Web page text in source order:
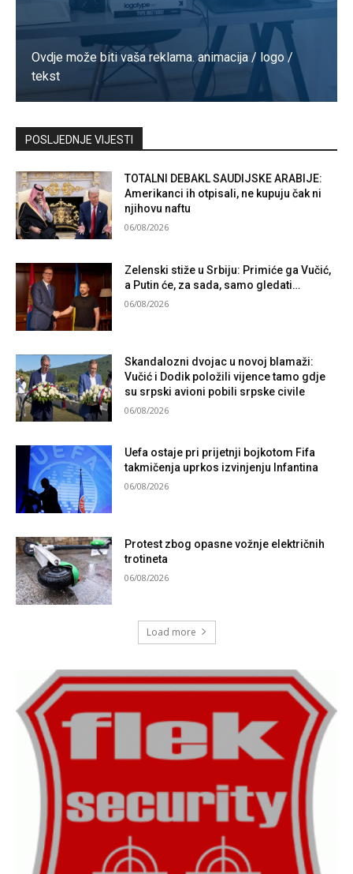
Ovdje može biti vaša reklama. animacija / logo /
tekst
Kontaktirajte nas
POSLJEDNJE VIJESTI
TOTALNI DEBAKL SAUDIJSKE ARABIJE:
Amerikanci ih otpisali, ne kupuju čak ni
njihovu naftu
06/08/2026
Zelenski stiže u Srbiju: Primiće ga Vučić,
a Putin će, za sada, samo gledati…
06/08/2026
Skandalozni dvojac u novoj blamaži:
Vučić i Dodik položili vijence tamo gdje
su srpski avioni pobili srpske civile
06/08/2026
Uefa ostaje pri prijetnji bojkotom Fifa
takmičenja uprkos izvinjenju Infantina
06/08/2026
Protest zbog opasne vožnje električnih
trotineta
06/08/2026
Load more